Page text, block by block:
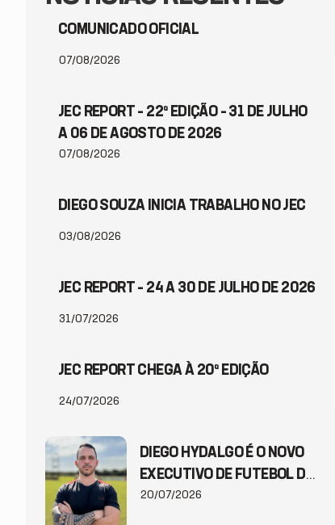
COMUNICADO OFICIAL
07/08/2026
JEC REPORT – 22ª EDIÇÃO – 31 DE JULHO
A 06 DE AGOSTO DE 2026
07/08/2026
DIEGO SOUZA INICIA TRABALHO NO JEC
03/08/2026
JEC REPORT – 24 A 30 DE JULHO DE 2026
31/07/2026
JEC REPORT CHEGA À 20ª EDIÇÃO
24/07/2026
DIEGO HYDALGO É O NOVO
EXECUTIVO DE FUTEBOL DO
JEC
20/07/2026